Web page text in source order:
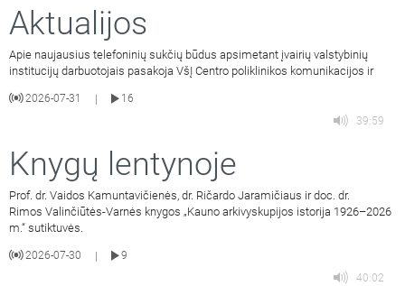
Aktualijos
Apie naujausius telefoninių sukčių būdus apsimetant įvairių valstybinių
institucijų darbuotojais pasakoja VšĮ Centro poliklinikos komunikacijos ir
2026-07-31 |
16
39:59
Knygų lentynoje
Prof. dr. Vaidos Kamuntavičienės, dr. Ričardo Jaramičiaus ir doc. dr.
Rimos Valinčiūtės-Varnės knygos „Kauno arkivyskupijos istorija 1926–2026
m.“ sutiktuvės.
2026-07-30 |
9
40:02